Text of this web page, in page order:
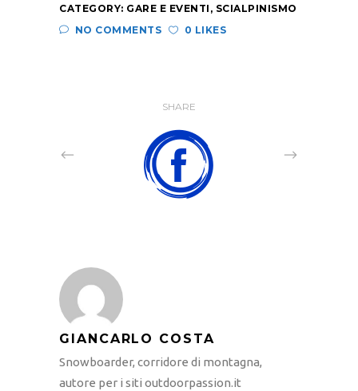
CATEGORY: GARE E EVENTI , SCIALPINISMO
NO COMMENTS
0 LIKES
SHARE
GIANCARLO COSTA
Snowboarder, corridore di montagna,
autore per i siti outdoorpassion.it